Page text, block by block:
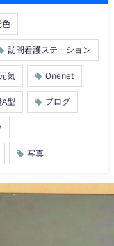
色
訪問看護ステーション
気 Onenet
型 ブログ
写真